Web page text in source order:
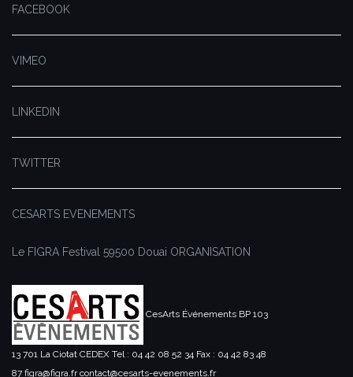
FACEBOOK
VIMEO
LINKEDIN
TWITTER
CESARTS EVENEMENTS
Le FIGRA Festival 59500 Douai ORGANISATION
CesArts Événements BP 103
13 701 La Ciotat CEDEX Tel : 04 42 08 52 34 Fax : 04 42 83 48
87 figra@figra.frcontact@cesarts-evenements.fr